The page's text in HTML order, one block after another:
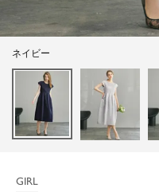
ネイビー
GIRL